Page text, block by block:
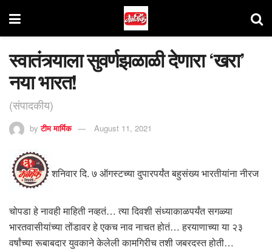
स्वातंत्र्याला सुवर्णझळाळी देणारा ‘खरा’
नया भारत!
(संपादकीय)
by टीम मार्मिक August 11, 2021
शनिवार दि. ७ ऑगस्टच्या दुपारपर्यंत बहुसंख्य भारतीयांना नीरज
चोपडा हे नावही माहिती नव्हतं… त्या दिवशी संध्याकाळपर्यंत सगळ्या
भारतवासीयांच्या तोंडावर हे एकच नाव नाचत होतं… हरयाणाच्या या २३
वर्षांच्या रूबाबदार युवकाने केलेली कामगिरीच तशी जबरदस्त होती…